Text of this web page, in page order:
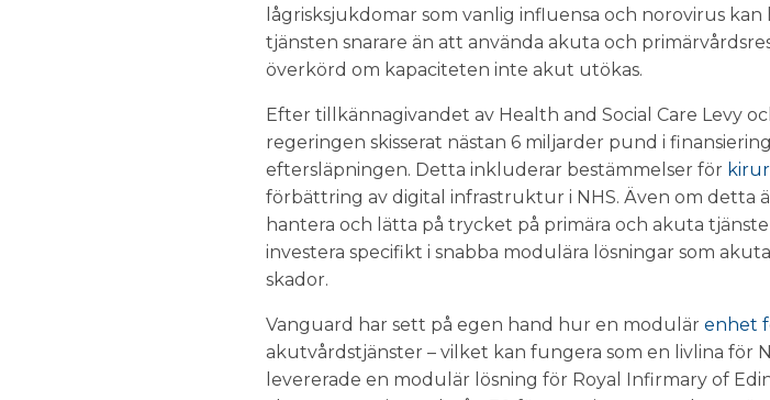
lågrisksjukdomar som vanlig influensa och norovirus
tjänsten snarare än att använda akuta och
överkörd om kapaciteten inte akut utökas.
Efter tillkännagivandet av Health and Social Care Levy
regeringen skisserat nästan 6 miljarder pund i
eftersläpningen. Detta inkluderar bestämmelser för
förbättring av digital infrastruktur i NHS. Även om detta
hantera och lätta på trycket på primära och akuta
investera specifikt i snabba modulära lösningar som
skador.
Vanguard har sett på egen hand hur en modulär enhet
akutvårdstjänster – vilket kan fungera som en livlina för
levererade en modulär lösning för Royal Infirmary of